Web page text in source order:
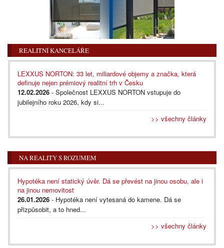
REALITNÍ KANCELÁŘE
LEXXUS NORTON: 33 let, miliardové objemy a značka, která
definuje nejen prémiový realitní trh v Česku
12.02.2026 - Společnost LEXXUS NORTON vstupuje do
jubilejního roku 2026, kdy si...
>> všechny články
NA REALITY S ROZUMEM
Hypotéka není statický úvěr. Dá se převést na jinou osobu, ale i
na jinou nemovitost
26.01.2026 - Hypotéka není vytesaná do kamene. Dá se
přizpůsobit, a to hned...
>> všechny články